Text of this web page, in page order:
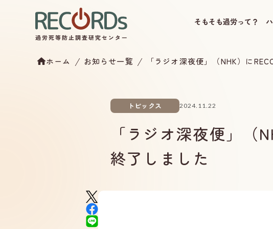
そもそも過労って？
ホーム お知らせ一覧 「ラジオ深夜便」（NHK）に
トピックス 2024.11.22
「ラジオ深夜便」
終了しました